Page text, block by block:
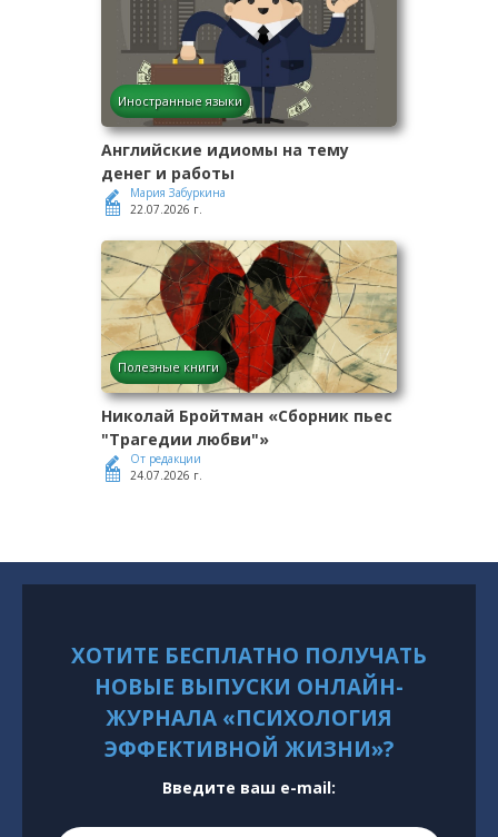
Иностранные языки
Английские идиомы на тему
денег и работы
Мария Забуркина
22.07.2026 г.
Полезные книги
Николай Бройтман «Сборник пьес
"Трагедии любви"»
От редакции
24.07.2026 г.
ХОТИТЕ БЕСПЛАТНО ПОЛУЧАТЬ
НОВЫЕ ВЫПУСКИ ОНЛАЙН-
ЖУРНАЛА «ПСИХОЛОГИЯ
ЭФФЕКТИВНОЙ ЖИЗНИ»?
Введите ваш e-mail: